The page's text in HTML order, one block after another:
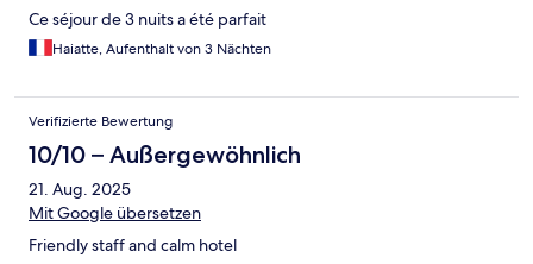
Ce séjour de 3 nuits a été parfait
Haiatte, Aufenthalt von 3 Nächten
Verifizierte Bewertung
10/10 – Außergewöhnlich
21. Aug. 2025
Mit Google übersetzen
Friendly staff and calm hotel